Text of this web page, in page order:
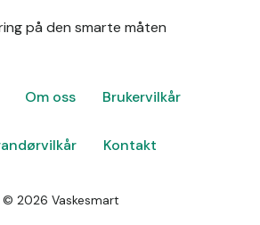
på den smarte måten
Om oss Brukervilkår
Kontakt
© 2026 Vaskesmart